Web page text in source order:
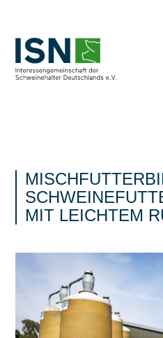
MIT LEICHTEM